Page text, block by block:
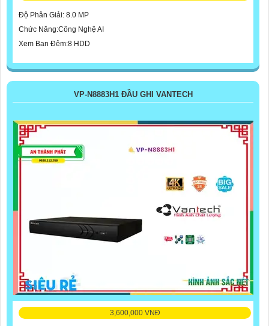
Độ Phân Giải: 8.0 MP
Chức Năng:Công Nghệ AI
Xem Ban Đêm:8 HDD
VP-N8883H1 ĐẦU GHI VANTECH
3,600,000 VNĐ